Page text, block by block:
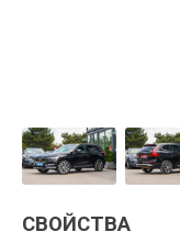
СВОЙСТВА